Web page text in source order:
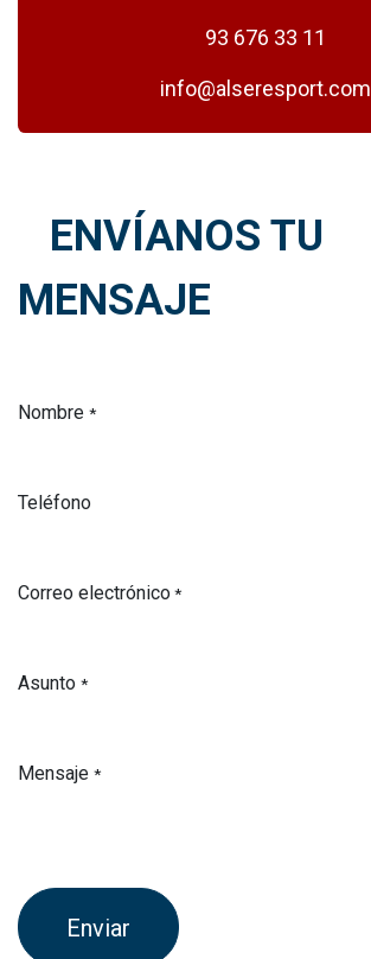
93 676 33 11
info@alseresport.com
ENVÍANOS TU
MENSAJE
Nombre *
Teléfono
Correo electrónico*
Asunto *
Mensaje *
Enviar